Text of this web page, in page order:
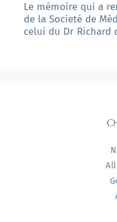
Le mémoire qui a
de la Societé de
celui du Dr Richard